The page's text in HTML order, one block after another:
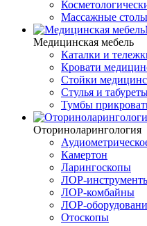
Массажные столы
Медицинская мебель
Каталки и
Кровати
Стойки
Стулья и
Тумбы
Оториноларингология
Камертон
Ларингоскопы
ЛОР-
ЛОР-комбайны
ЛОР-
Отоскопы